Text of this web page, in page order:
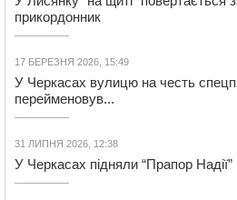
прикордонник
17 БЕРЕЗНЯ 2026, 15:49
У Черкасах вулицю на честь
перейменовув...
31 ЛИПНЯ 2026, 12:38
У Черкасах підняли “Прапор Надії”